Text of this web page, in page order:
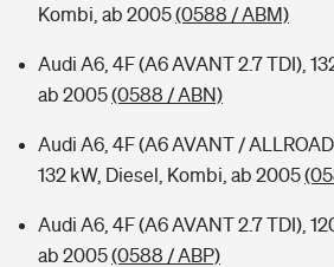
Kombi, ab 2005(0588 / ABM)
Audi A6, 4F (A6 AVANT 2.7 TDI),
ab 2005(0588 / ABN)
Audi A6, 4F (A6 AVANT /
132 kW, Diesel, Kombi, ab 2005
Audi A6, 4F (A6 AVANT 2.7 TDI),
ab 2005(0588 / ABP)